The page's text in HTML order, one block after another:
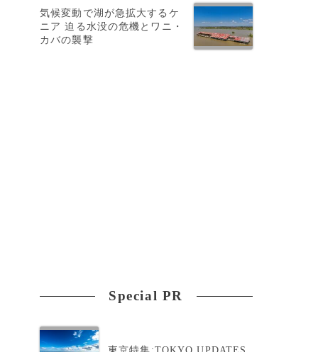
気候変動で湖が急拡大するケ
ニア 迫る水没の危機とワニ・
カバの襲撃
Special PR
東京特集:TOKYO UPDATES